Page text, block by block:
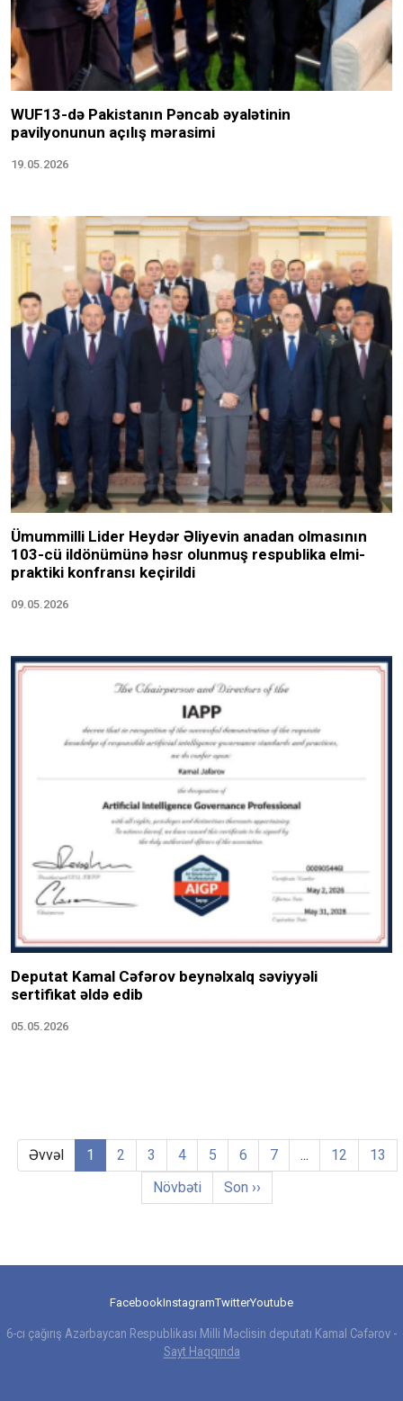
WUF13-də Pakistanın Pəncab əyalətinin
pavilyonunun açılış mərasimi
19.05.2026
Ümummilli Lider Heydər Əliyevin anadan olmasının
103-cü ildönümünə həsr olunmuş respublika elmi-
praktiki konfransı keçirildi
09.05.2026
Deputat Kamal Cəfərov beynəlxalq səviyyəli
sertifikat əldə edib
05.05.2026
Əvvəl 1 2 3 4 5 6 7 ... 12
13
Növbəti
Son ››
FacebookInstagramTwitterYoutube
6-cı çağırış Azərbaycan Respublikası Milli Məclisin deputatı Kamal Cəfərov -
Sayt Haqqında